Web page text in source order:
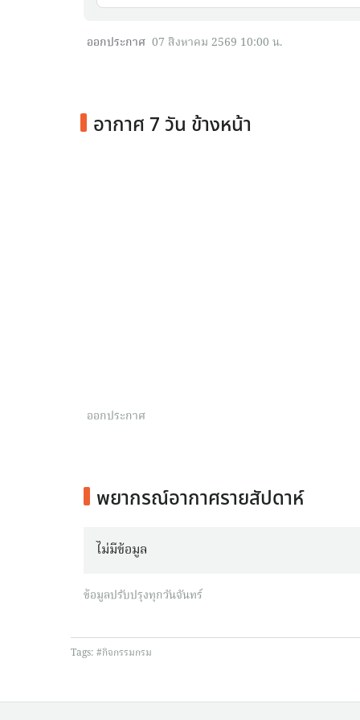
ออกประกาศ 07 สิงหาคม 2569 10:00 น.
อากาศ 7 วัน ข้างหน้า
ออกประกาศ
พยากรณ์อากาศรายสัปดาห์
ไม่มีข้อมูล
ข้อมูลปรับปรุงทุกวันจันทร์
Tags: #กิจกรรมกรม